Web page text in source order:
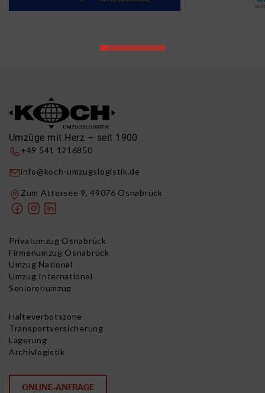
Umzüge mit Herz – seit 1900
+49 541 1216850
info@koch-umzugslogistik.de
Zum Attersee 9, 49076 Osnabrück
Privatumzug Osnabrück
Firmenumzug Osnabrück
Umzug National
Umzug International
Seniorenumzug
Halteverbotszone
Transportversicherung
Lagerung
Archivlogistik
ONLINE-ANFRAGE